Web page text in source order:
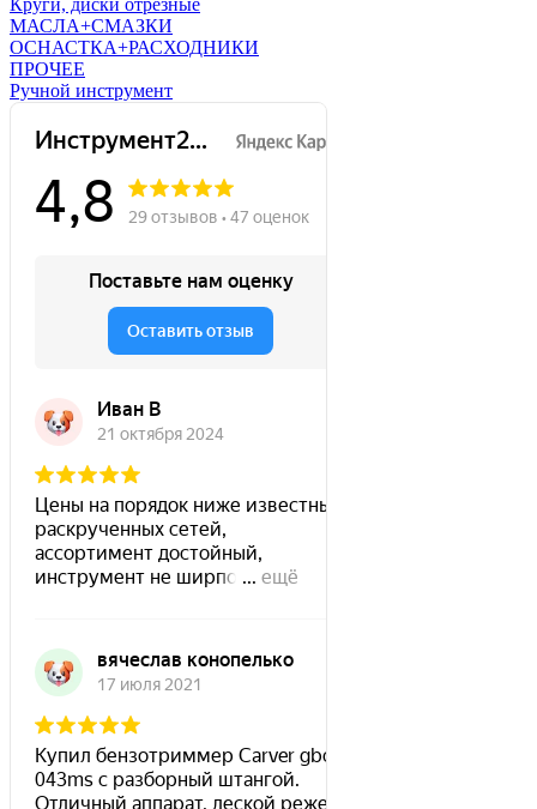
Круги, диски отрезные
МАСЛА+СМАЗКИ
ОСНАСТКА+РАСХОДНИКИ
ПРОЧЕЕ
Ручной инструмент